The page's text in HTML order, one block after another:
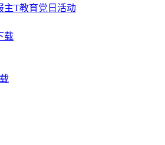
主T教育党日活动
载